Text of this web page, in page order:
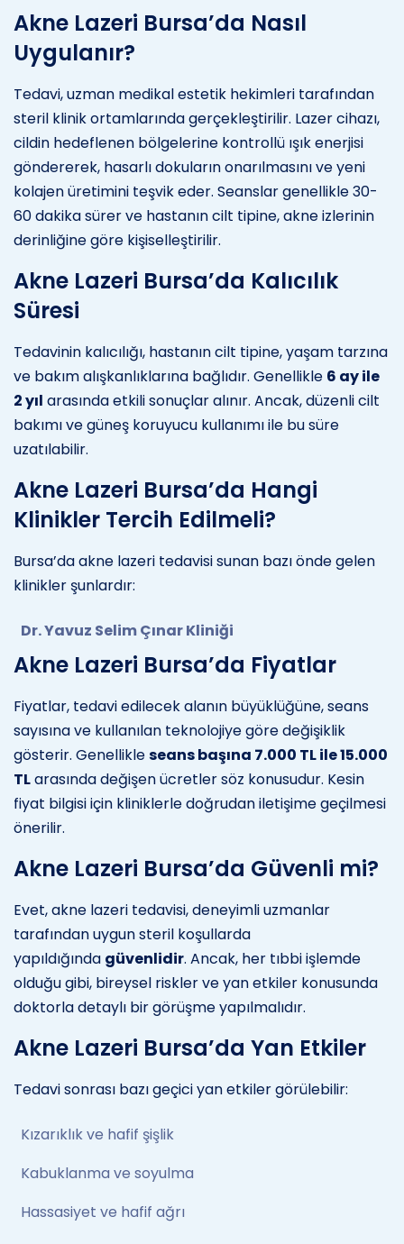
Akne Lazeri Bursa’da Nasıl
Uygulanır?
Tedavi, uzman medikal estetik hekimleri tarafından
steril klinik ortamlarında gerçekleştirilir. Lazer cihazı,
cildin hedeflenen bölgelerine kontrollü ışık enerjisi
göndererek, hasarlı dokuların onarılmasını ve yeni
kolajen üretimini teşvik eder. Seanslar genellikle 30-
60 dakika sürer ve hastanın cilt tipine, akne izlerinin
derinliğine göre kişiselleştirilir.
Akne Lazeri Bursa’da Kalıcılık
Süresi
Tedavinin kalıcılığı, hastanın cilt tipine, yaşam tarzına
ve bakım alışkanlıklarına bağlıdır. Genellikle 6 ay ile
2 yıl arasında etkili sonuçlar alınır. Ancak, düzenli cilt
bakımı ve güneş koruyucu kullanımı ile bu süre
uzatılabilir.
Akne Lazeri Bursa’da Hangi
Klinikler Tercih Edilmeli?
Bursa’da akne lazeri tedavisi sunan bazı önde gelen
klinikler şunlardır:
Dr. Yavuz Selim Çınar Kliniği
Akne Lazeri Bursa’da Fiyatlar
Fiyatlar, tedavi edilecek alanın büyüklüğüne, seans
sayısına ve kullanılan teknolojiye göre değişiklik
gösterir. Genellikleseans başına 7.000 TL ile 15.000
TLarasında değişen ücretler söz konusudur. Kesin
fiyat bilgisi için kliniklerle doğrudan iletişime geçilmesi
önerilir.
Akne Lazeri Bursa’da Güvenli mi?
Evet, akne lazeri tedavisi, deneyimli uzmanlar
tarafından uygun steril koşullarda
yapıldığında güvenlidir. Ancak, her tıbbi işlemde
olduğu gibi, bireysel riskler ve yan etkiler konusunda
doktorla detaylı bir görüşme yapılmalıdır.
Akne Lazeri Bursa’da Yan Etkiler
Tedavi sonrası bazı geçici yan etkiler görülebilir:
Kızarıklık ve hafif şişlik
Kabuklanma ve soyulma
Hassasiyet ve hafif ağrı